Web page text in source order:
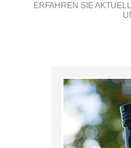
ERFAHREN SIE